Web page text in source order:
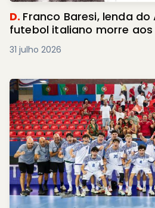
D. Franco Baresi, lenda do
futebol italiano morre aos
31 julho 2026